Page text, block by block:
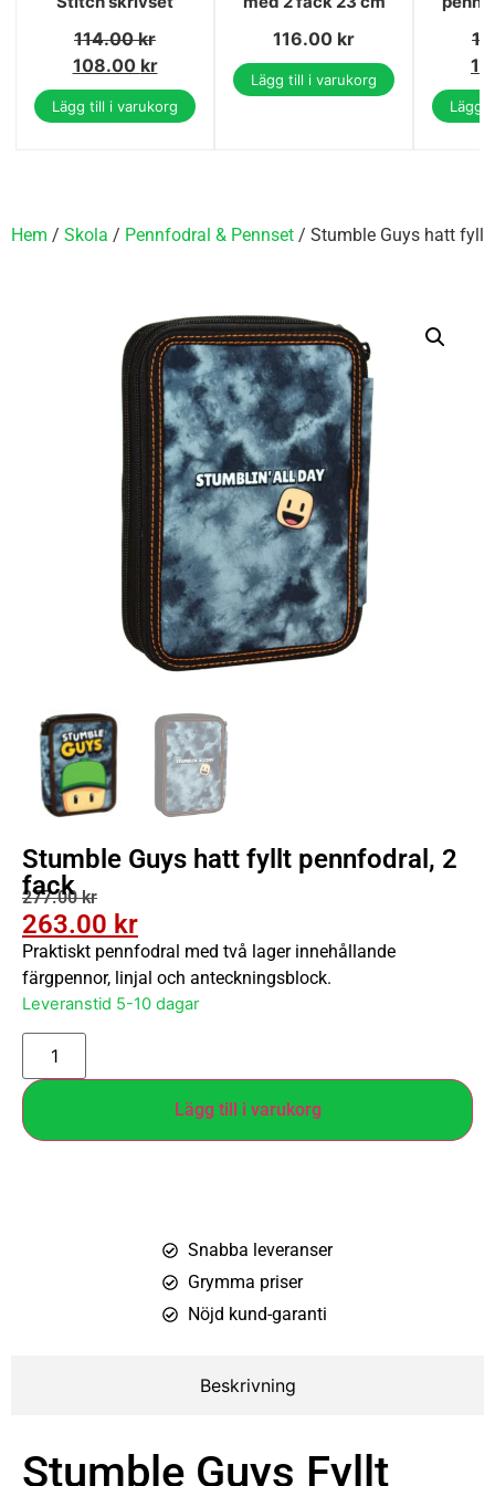
114.00kr
108.00 kr
Lägg till i varukorg
116.00 kr
Lägg till i varukorg
Lägg
Hem / Skola / Pennfodral & Pennset / Stumble Guys hatt fyllt
Stumble Guys hatt fyllt pennfodral, 2
fack
277.00kr
263.00 kr
Praktiskt pennfodral med två lager innehållande
färgpennor, linjal och anteckningsblock.
Leveranstid 5-10 dagar
Lägg till i varukorg
Snabba leveranser
Grymma priser
Nöjd kund-garanti
Beskrivning
Stumble Guys Fyllt